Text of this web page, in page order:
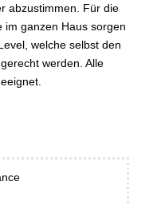
abzustimmen. Für die
im ganzen Haus sorgen
welche selbst den
werden. Alle